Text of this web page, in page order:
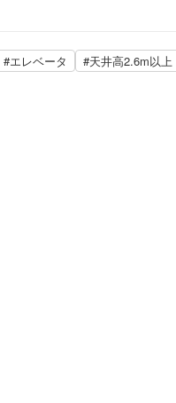
#エレベータ
#天井高2.6m以上